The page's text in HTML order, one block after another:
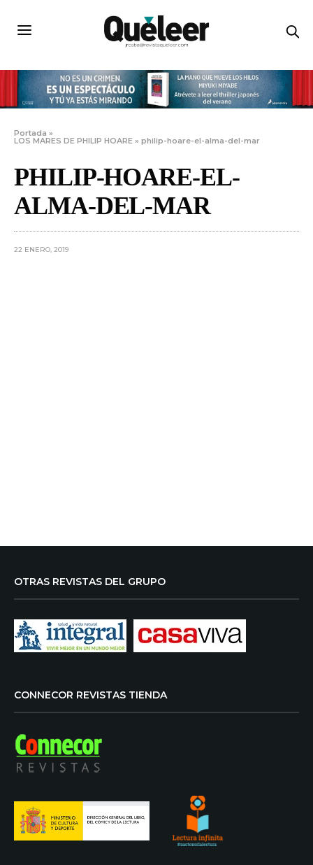
Portada »
LOS MARES DE PHILIP HOARE »philip-hoare-el-alma-del-mar
PHILIP-HOARE-EL-
ALMA-DEL-MAR
22 ENERO, 2019
OTRAS REVISTAS DEL GRUPO
CONNECOR REVISTAS TIENDA